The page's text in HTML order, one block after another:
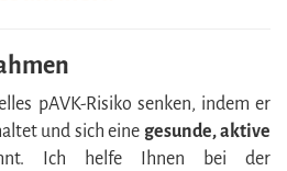
pAVK-Risiko senken, indem er
und sich eine gesunde, aktive
Ich helfe Ihnen bei der